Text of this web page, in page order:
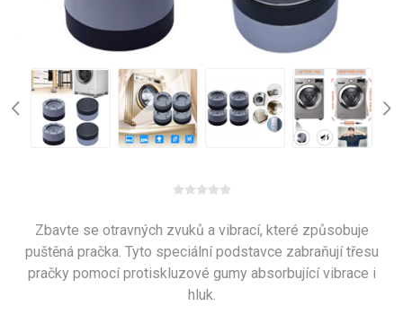
Zbavte se otravných zvuků a vibrací, které způsobuje
puštěná pračka. Tyto speciální podstavce zabraňují třesu
pračky pomocí protiskluzové gumy absorbující vibrace i
hluk.